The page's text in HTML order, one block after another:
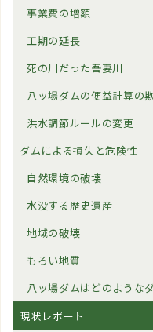
事業費の増額
工期の延長
死の川だった吾妻川
八ッ場ダムの便益計算の
洪水調節ルールの変更
ダムによる損失と危険性
自然環境の破壊
水没する歴史遺産
地域の破壊
もろい地質
八ッ場ダムはどのような
現状レポート